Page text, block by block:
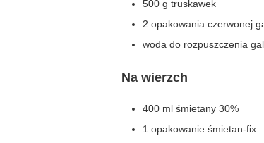
500 g truskawek
2 opakowania czerwonej
woda do rozpuszczenia
Na wierzch
400 ml śmietany 30%
1 opakowanie śmietan-fix